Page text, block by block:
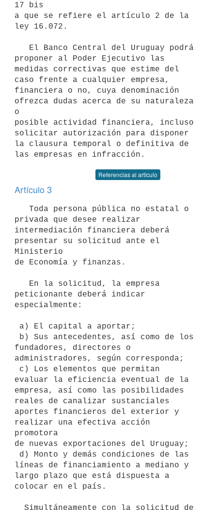
17 bis
a que se refiere el artículo 2 de la
ley 16.072.
proponer al Poder Ejecutivo las
medidas correctivas que estime del
caso frente a cualquier empresa,
financiera o no, cuya denominación
ofrezca dudas acerca de su naturaleza
o
posible actividad financiera, incluso
solicitar autorización para disponer
la clausura temporal o definitiva de
Referencias al artículo
Artículo 3
privada que desee realizar
intermediación financiera deberá
presentar su solicitud ante el
Ministerio
de Economía y finanzas.
peticionante deberá indicar
especialmente:
fundadores, directores o
administradores, según corresponda;
evaluar la eficiencia eventual de la
empresa, así como las posibilidades
reales de canalizar sustanciales
aportes financieros del exterior y
realizar una efectiva acción
promotora
de nuevas exportaciones del Uruguay;
líneas de financiamiento a mediano y
largo plazo que está dispuesta a
colocar en el país.